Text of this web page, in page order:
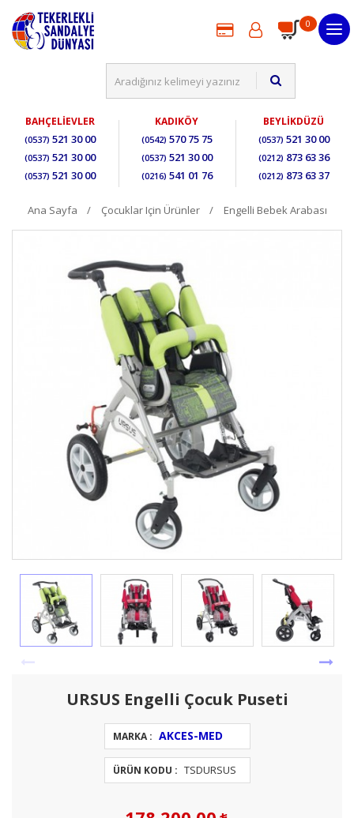
0
BAHÇELİEVLER
(0537) 521 30 00
(0537) 521 30 00
(0537) 521 30 00
KADIKÖY
(0542) 570 75 75
(0537) 521 30 00
(0216) 541 01 76
BEYLİKDÜZÜ
(0537) 521 30 00
(0212) 873 63 36
(0212) 873 63 37
Ana Sayfa Çocuklar Için Ürünler Engelli Bebek Arabası
URSUS Engelli Çocuk Puseti
MARKA : AKCES-MED
ÜRÜN KODU : TSDURSUS